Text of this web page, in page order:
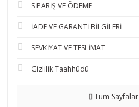
SİPARİŞ VE ÖDEME
İADE VE GARANTİ BİLGİLERİ
SEVKİYAT VE TESLİMAT
Gizlilik Taahhüdü
Tüm Sayfalar